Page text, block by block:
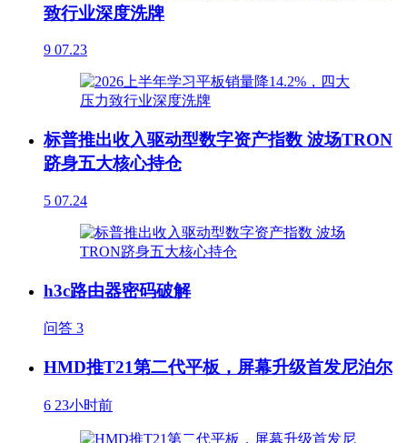
致行业深度洗牌
9 07.23
标普推出收入驱动型数字资产指数 波场TRON
跻身五大核心持仓
5 07.24
h3c路由器密码破解
问答 3
HMD推T21第二代平板，屏幕升级首发尼泊尔
6 23小时前